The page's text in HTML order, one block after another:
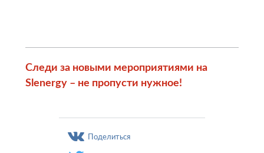
Следи за новыми мероприятиями на
Slenergy – не пропусти нужное!
Поделиться